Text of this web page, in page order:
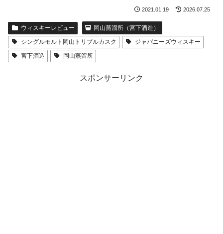
2021.01.19 2026.07.25
ウィスキーレビュー
岡山蒸溜所（宮下酒造）
シングルモルト岡山トリプルカスク
ジャパニーズウィスキー
宮下酒造
岡山蒸留所
スポンサーリンク